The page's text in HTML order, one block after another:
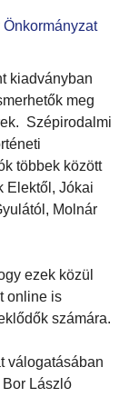
kiadványban
meg
Szépirodalmi
többek között
Elektől, Jókai
Molnár
ezek közül
online is
számára.
válogatásában
László